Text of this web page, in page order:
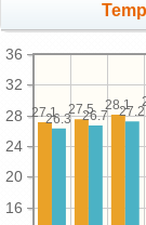
16
20
24
28
32
36
28.1
27.5
27.1 27.2
26.7
26.3